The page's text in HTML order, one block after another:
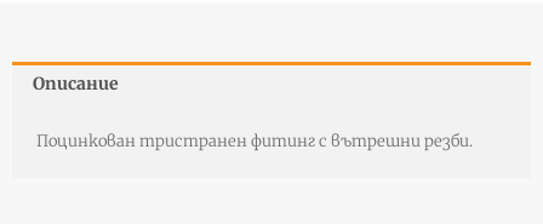
Описание
Поцинкован тристранен фитинг с вътрешни резби.